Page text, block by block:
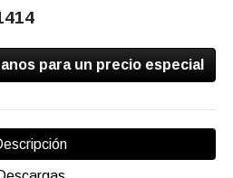
para un precio especial